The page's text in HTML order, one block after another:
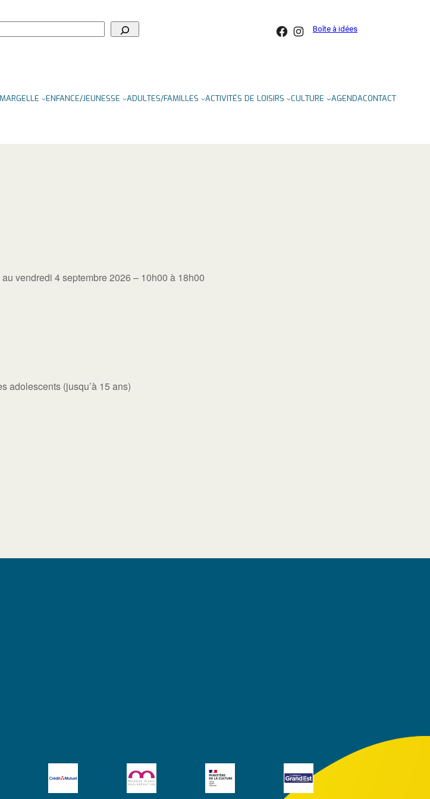
Facebook
Instagram
Boîte à idées
ENFANCE/JEUNESSE ADULTES/FAMILLES ACTIVITÉS DE LOISIRS CULTURE AGENDACONTACT
vendredi 4 septembre 2026 – 10h00 à 18h00
adolescents (jusqu’à 15 ans)